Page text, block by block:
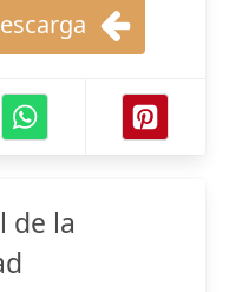
de la